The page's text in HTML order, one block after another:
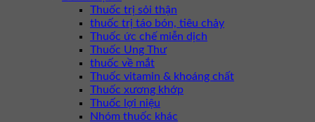
Thuốc trị sỏi thận
thuốc trị táo bón, tiêu chảy
Thuốc ức chế miễn dịch
Thuốc Ung Thư
thuốc về mắt
Thuốc vitamin & khoáng chất
Thuốc xương khớp
Thuốc lợi niệu
Nhóm thuốc khác